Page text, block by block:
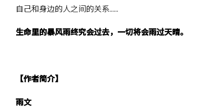
自己和身边的人之间的关系……
生命里的暴风雨终究会过去，一切将会雨过天晴。
【作者简介】
雨文